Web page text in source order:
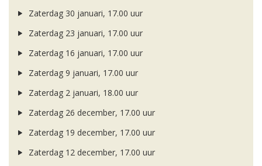
Zaterdag 30 januari, 17.00 uur
Zaterdag 23 januari, 17.00 uur
Zaterdag 16 januari, 17.00 uur
Zaterdag 9 januari, 17.00 uur
Zaterdag 2 januari, 18.00 uur
Zaterdag 26 december, 17.00 uur
Zaterdag 19 december, 17.00 uur
Zaterdag 12 december, 17.00 uur